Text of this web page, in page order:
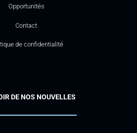
Opportunités
Contact
de confidentialité
DE NOS NOUVELLES